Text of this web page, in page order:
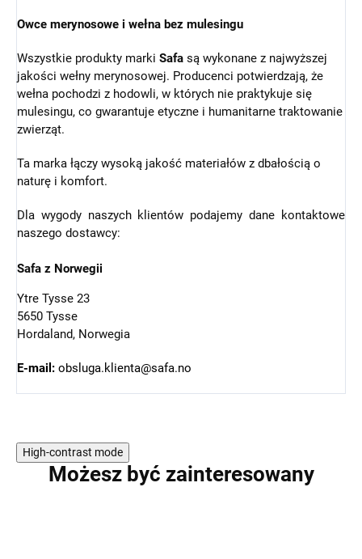
Owce merynosowe i wełna bez mulesingu
Wszystkie produkty marki Safa są wykonane z najwyższej
jakości wełny merynosowej. Producenci potwierdzają, że
wełna pochodzi z hodowli, w których nie praktykuje się
mulesingu, co gwarantuje etyczne i humanitarne traktowanie
zwierząt.
Ta marka łączy wysoką jakość materiałów z dbałością o
naturę i komfort.
Dla wygody naszych klientów podajemy dane kontaktowe
naszego dostawcy:
Safa z Norwegii
Ytre Tysse 23
5650 Tysse
Hordaland, Norwegia
E-mail: obsluga.klienta@safa.no
High-contrast mode
Możesz być zainteresowany